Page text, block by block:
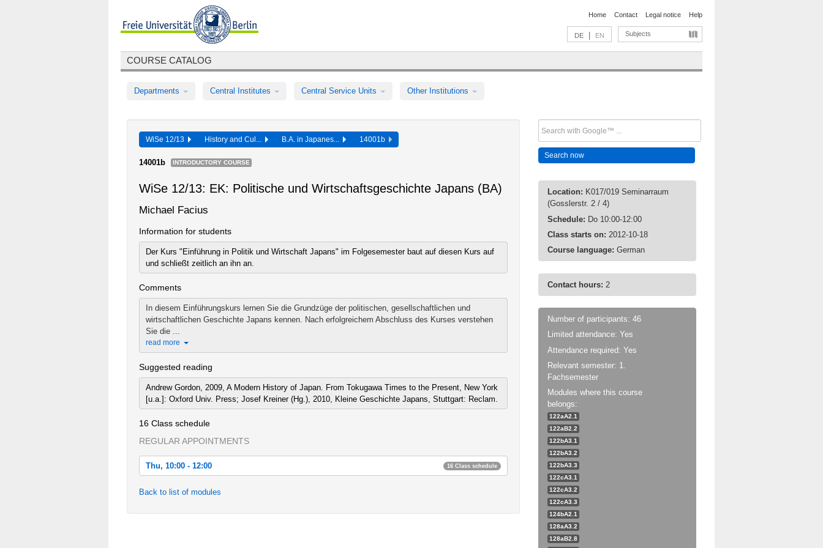
Home Contact Legal notice Help
DE EN Subjects
COURSE CATALOG
Departments Central Institutes Central Service Units Other Institutions
WiSe 12/13 History and Cul... B.A. in Japanes... 14001b
14001b INTRODUCTORY COURSE
WiSe 12/13: EK: Politische und Wirtschaftsgeschichte Japans (BA)
Michael Facius
Information for students
Der Kurs "Einführung in Politik und Wirtschaft Japans" im Folgesemester baut auf diesen Kurs auf
und schließt zeitlich an ihn an.
Comments
In diesem Einführungskurs lernen Sie die Grundzüge der politischen, gesellschaftlichen und
wirtschaftlichen Geschichte Japans kennen. Nach erfolgreichem Abschluss des Kurses verstehen
Sie die ...
read more
Suggested reading
Andrew Gordon, 2009, A Modern History of Japan. From Tokugawa Times to the Present, New York
[u.a.]: Oxford Univ. Press; Josef Kreiner (Hg.), 2010, Kleine Geschichte Japans, Stuttgart: Reclam.
16 Class schedule
REGULAR APPOINTMENTS
Thu, 10:00 - 12:00 16 Class schedule
Back to list of modules
Location: K017/019 Seminarraum
(Gosslerstr. 2 / 4)
Schedule: Do 10:00-12:00
Class starts on: 2012-10-18
Course language: German
Contact hours: 2
Number of participants: 46
Limited attendance: Yes
Attendance required: Yes
Relevant semester: 1.
Fachsemester
Modules where this course
belongs:
122aA2.1
122aB2.2
122bA3.1
122bA3.2
122bA3.3
122cA3.1
122cA3.2
122cA3.3
124bA2.1
128aA3.2
128aB2.8